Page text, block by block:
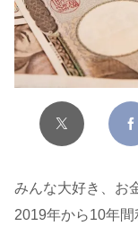
みんな大好き、お
2019年から10年